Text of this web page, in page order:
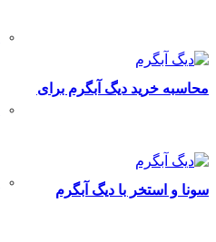
محاسبه خرید دیگ آبگرم برای استخر
سونا و استخر با دیگ آبگرم